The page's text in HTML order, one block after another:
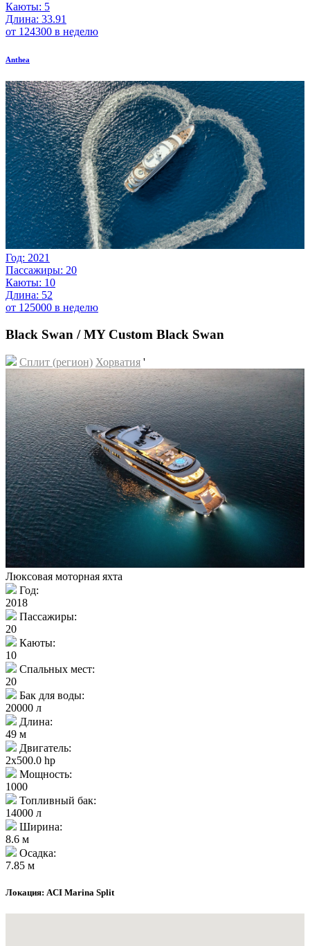
Каюты: 5
Длина: 33.91
от 124300 в неделю
Anthea
Год: 2021
Пассажиры: 20
Каюты: 10
Длина: 52
от 125000 в неделю
Black Swan / MY Custom Black Swan
Сплит (регион) Хорватия '
Люксовая моторная яхта
Год:
2018
Пассажиры:
20
Каюты:
10
Спальных мест:
20
Бак для воды:
20000 л
Длина:
49 м
Двигатель:
2x500.0 hp
Мощность:
1000
Топливный бак:
14000 л
Ширина:
8.6 м
Осадка:
7.85 м
Локация: ACI Marina Split